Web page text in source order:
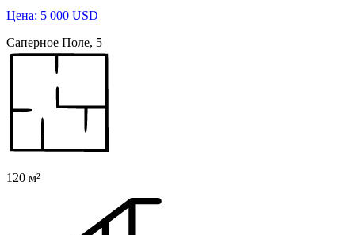
Цена: 5 000 USD
Саперное Поле, 5
120 м²